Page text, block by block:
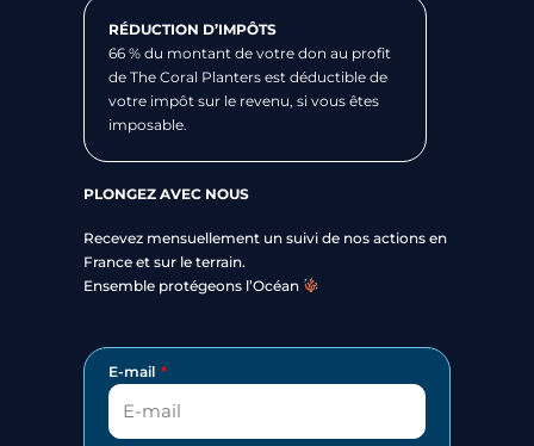
RÉDUCTION D’IMPÔTS
66 % du montant de votre don au profit
de The Coral Planters est déductible de
votre impôt sur le revenu, si vous êtes
imposable.
PLONGEZ AVEC NOUS
Recevez mensuellement un suivi de nos actions en
France et sur le terrain.
Ensemble protégeons l’Océan
E-mail